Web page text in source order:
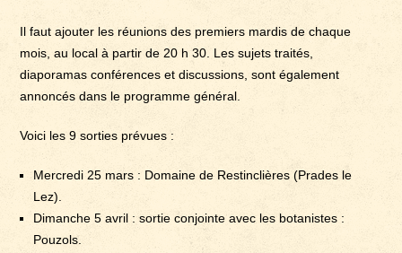
Il faut ajouter les réunions des premiers mardis de chaque
mois, au local à partir de 20 h 30. Les sujets traités,
diaporamas conférences et discussions, sont également
annoncés dans le programme général.
Voici les 9 sorties prévues :
Mercredi 25 mars : Domaine de Restinclières (Prades le
Lez).
Dimanche 5 avril : sortie conjointe avec les botanistes :
Pouzols.